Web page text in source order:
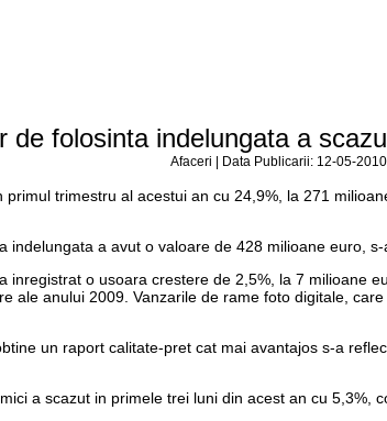
de folosinta indelungata a
Afaceri | Data Publicarii: 12-05-2010
trimestru al acestui an cu 24,9%, la 271
a avut o valoare de 428 milioane euro,
o usoara crestere de 2,5%, la 7 milioane
ale anului 2009. Vanzarile de rame foto digitale,
un raport calitate-pret cat mai avantajos s-a
a scazut in primele trei luni din acest an cu